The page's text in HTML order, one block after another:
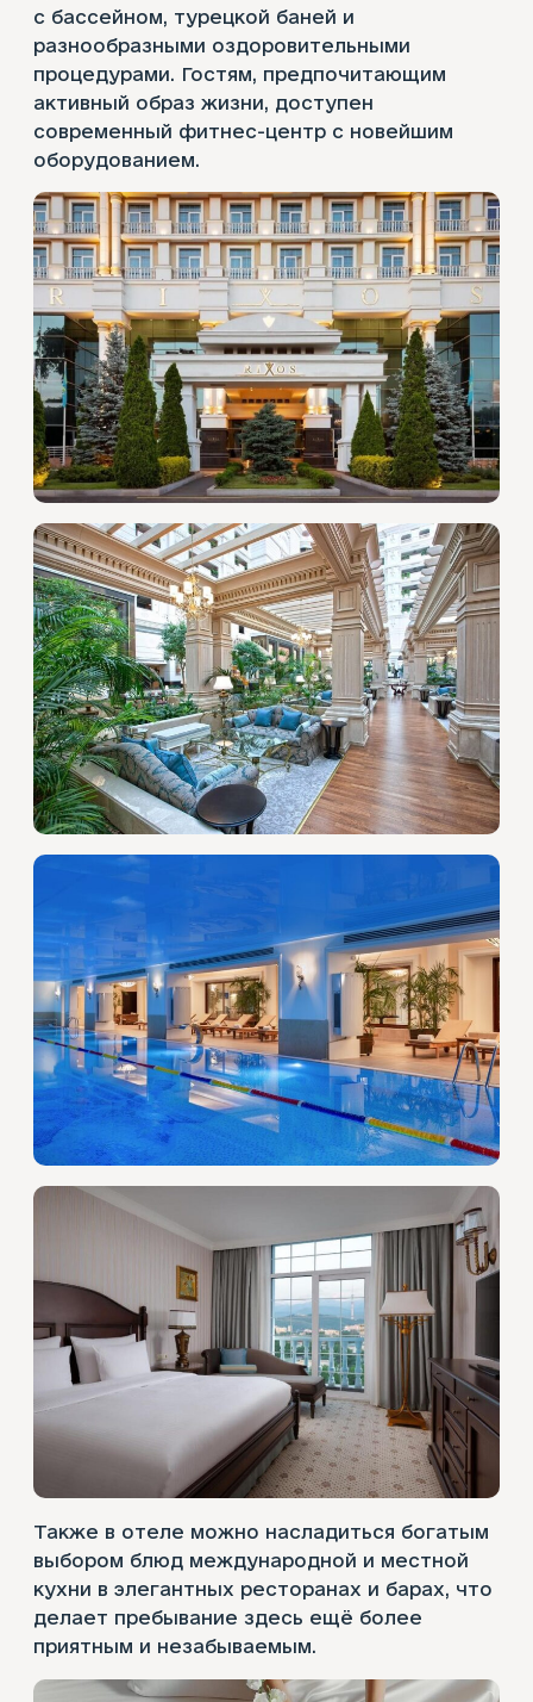
с бассейном, турецкой баней и
разнообразными оздоровительными
процедурами. Гостям, предпочитающим
активный образ жизни, доступен
современный фитнес-центр с новейшим
оборудованием.
Также в отеле можно насладиться богатым
выбором блюд международной и местной
кухни в элегантных ресторанах и барах, что
делает пребывание здесь ещё более
приятным и незабываемым.